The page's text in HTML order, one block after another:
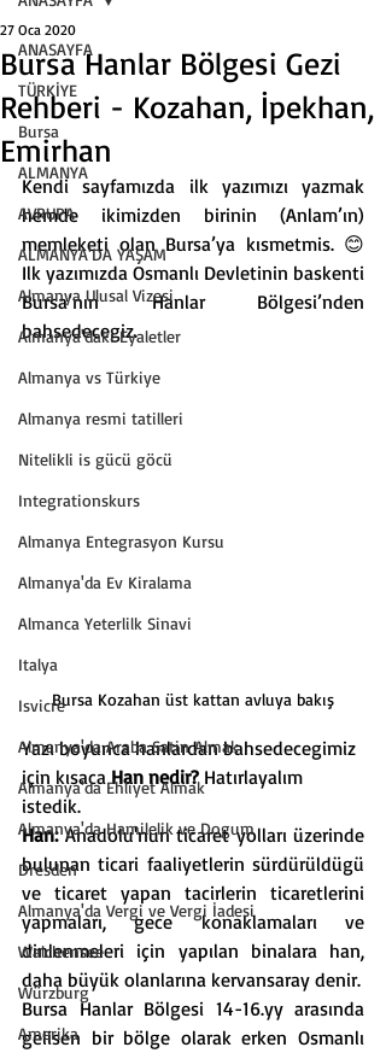
ANASAYFA
TÜRKİYE
Bursa
ALMANYA
AVRUPA
ALMANYA'DA YAŞAM
Almanya Ulusal Vizesi
Almanya'daki Eyaletler
Almanya vs Türkiye
Almanya resmi tatilleri
Nitelikli is gücü göcü
Integrationskurs
Almanya Entegrasyon Kursu
Almanya'da Ev Kiralama
Almanca Yeterlilk Sinavi
Italya
Isvicre
Almanya'da Araba Satin Almak
Almanya'da Ehliyet Almak
Almanya'da Hamilelik ve Dogum
Dresden
Almanya'da Vergi ve Vergi İadesi
Walchensee
Würzburg
Amerika
Bursa Hanlar Bölgesi Gezi
Rehberi - Kozahan, İpekhan,
Emirhan
27 Oca 2020
Kendi sayfamızda ilk yazımızı yazmak
hemde ikimizden birinin (Anlam’ın)
memleketi olan Bursa’ya kısmetmis. 😊
Ilk yazımızda Osmanlı Devletinin baskenti
Bursa’nın Hanlar Bölgesi’nden
bahsedecegiz.
Bursa Kozahan üst kattan avluya bakış
Yazı boyunca hanlardan bahsedecegimiz
için kısaca Han nedir? Hatırlayalım
istedik.
Han: Anadolu'nun ticaret yolları üzerinde
bulunan ticari faaliyetlerin sürdürüldügü
ve ticaret yapan tacirlerin ticaretlerini
yapmaları, gece konaklamaları ve
dinlenmeleri için yapılan binalara han,
daha büyük olanlarına kervansaray denir.
Bursa Hanlar Bölgesi 14-16.yy arasında
gelisen bir bölge olarak erken Osmanlı